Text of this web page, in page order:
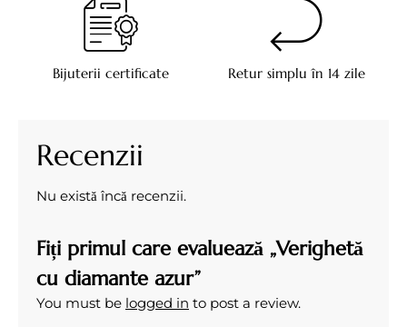
Bijuterii certificate Retur simplu în 14 zile
Recenzii
Nu există încă recenzii.
Fiți primul care evaluează „Verighetă
cu diamante azur”
You must be logged in to post a review.